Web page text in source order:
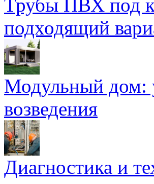
Трубы ПВХ под
подходящий
Модульный дом:
возведения
Диагностика и